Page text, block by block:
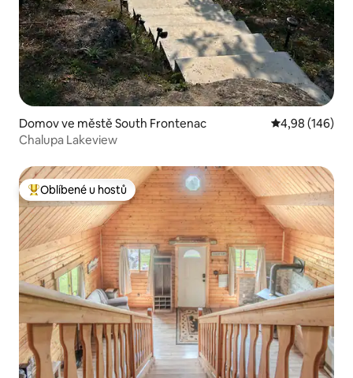
Domov ve městě South Frontenac Průměrné
4,98 (146)
Chalupa Lakeview
Nejlepší v kategorii Oblíbené u hostů
Oblíbené u hostů